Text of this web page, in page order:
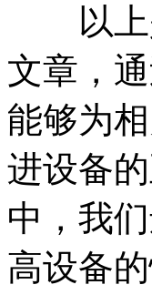
以上是
文章，
能够为
进设备
中，我
高设备